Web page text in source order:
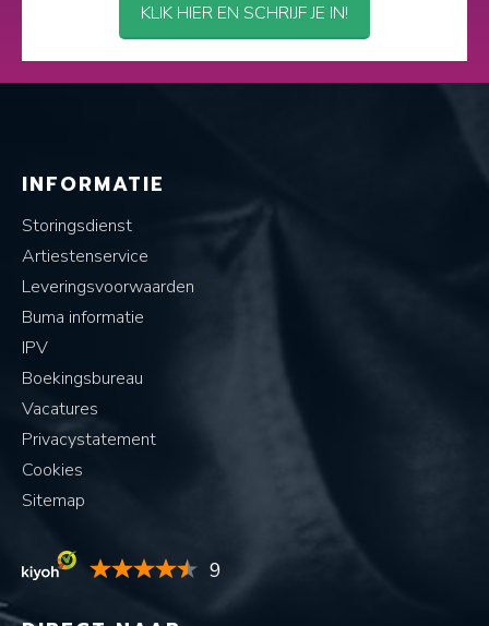
KLIK HIER EN SCHRIJF JE IN!
INFORMATIE
Storingsdienst
Artiestenservice
Leveringsvoorwaarden
Buma informatie
IPV
Boekingsbureau
Vacatures
Privacystatement
Cookies
Sitemap
9